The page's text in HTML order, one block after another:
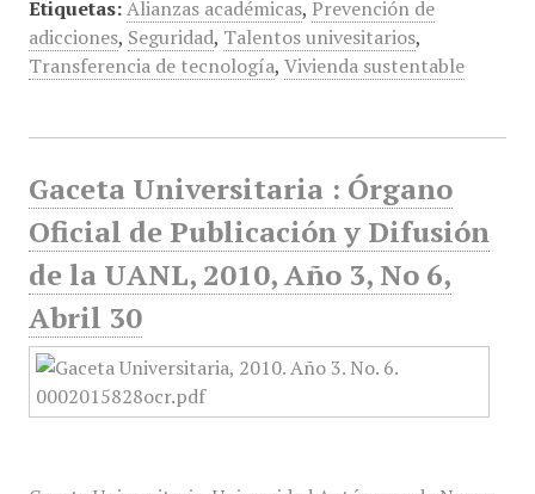
Etiquetas: Alianzas académicas, Prevención de
adicciones, Seguridad, Talentos univesitarios,
Transferencia de tecnología, Vivienda sustentable
Gaceta Universitaria : Órgano
Oficial de Publicación y Difusión
de la UANL, 2010, Año 3, No 6,
Abril 30